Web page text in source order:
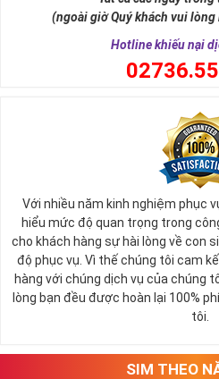
nói cách khác thì số 8 cũng là con
Sim Lục Quý 8
Với những người có mệnh hợp với
vào quá trình làm việc, họ luôn biết
(ngoài giờ Quý khách vui lòng
Hotline khiếu nại
0
Với nhiều năm kinh nghiệm phục
hiểu mức độ quan trọng trong
cho khách hàng sự hài lòng về con
độ phục vụ. Vì thế chúng tôi cam
hàng với chúng dịch vụ của chúng
lòng bạn đều được hoàn lại 100%
tôi.
SIM THEO